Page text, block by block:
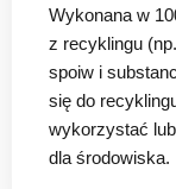
Wykonana w
z recyklingu
spoiw i
się do
wykorzystać
dla środowiska.